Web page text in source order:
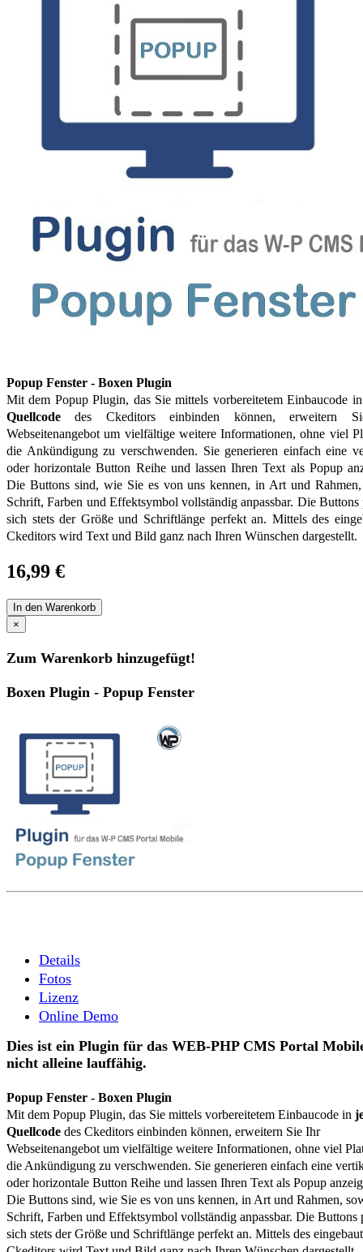
Popup Fenster - Boxen Plugin
Mit dem Popup Plugin, das Sie mittels vorbereitetem Einbaucode
Quellcode des Ckeditors einbinden können, erweitern
Webseitenangebot um vielfältige weitere Informationen, ohne viel
die Ankündigung zu verschwenden. Sie generieren einfach eine
oder horizontale Button Reihe und lassen Ihren Text als Popup
Die Buttons sind, wie Sie es von uns kennen, in Art und
Schrift, Farben und Effektsymbol vollständig anpassbar. Die Buttons
sich stets der Größe und Schriftlänge perfekt an. Mittels des
Ckeditors wird Text und Bild ganz nach Ihren Wünschen dargestellt.
16,99 €
In den Warenkorb
×
Zum Warenkorb hinzugefügt!
Boxen Plugin - Popup Fenster
Details
Fotos
Lizenz
Online Demo
Dies ist ein Plugin für das WEB-PHP CMS Portal
nicht alleine lauffähig.
Popup Fenster - Boxen Plugin
Mit dem Popup Plugin, das Sie mittels vorbereitetem Einbaucode in
Quellcode des Ckeditors einbinden können, erweitern Sie Ihr
Webseitenangebot um vielfältige weitere Informationen, ohne viel
die Ankündigung zu verschwenden. Sie generieren einfach eine
oder horizontale Button Reihe und lassen Ihren Text als Popup
Die Buttons sind, wie Sie es von uns kennen, in Art und Rahmen,
Schrift, Farben und Effektsymbol vollständig anpassbar. Die Buttons
sich stets der Größe und Schriftlänge perfekt an. Mittels des